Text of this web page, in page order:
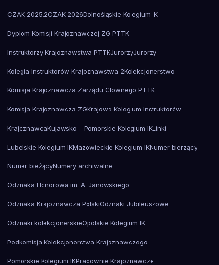
CZAK 2025.2CZAK 2026Dolnośląskie Kolegium IK
Dyplom Komisji Krajoznawczej ZG PTTK
Instruktorzy Krajoznawstwa PTTKJurorzyJurorzy
Kolegia Instruktorów Krajoznawstwa 2Kolekcjonerstwo
Komisja Krajoznawcza Zarządu Głównego PTTK
Komisja Krajoznawcza ZGKrajowe Kolegium Instruktorów
KrajoznawcaKujawsko – Pomorskie Kolegium IKLinki
Lubelskie Kolegium IKMazowieckie Kolegium IKNumer bierzący
Numer bieżącyNumery archiwalne
Odznaka Honorowa im. A. Janowskiego
Odznaka Krajoznawcza PolskiOdznaki Jubileuszowe
Odznaki kolekcjonerskieOpolskie Kolegium IK
Podkomisja Kolekcjonerstwa Krajoznawczego
Pomorskie Kolegium IKPracownie Krajoznawcze